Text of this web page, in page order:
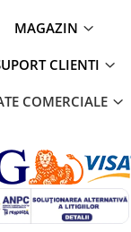
MAGAZIN
CLIENTI
COMERCIALE